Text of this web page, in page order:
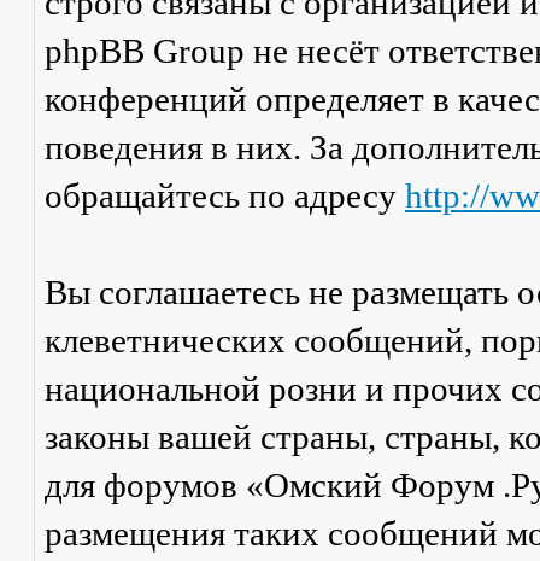
phpBB Group не несёт
конференций определяет в
поведения в них. За
обращайтесь по адресу http://
Вы соглашаетесь не размещать
клеветнических сообщений,
национальной розни и прочих
законы вашей страны, страны,
для форумов «Омский Форум
размещения таких сообщений